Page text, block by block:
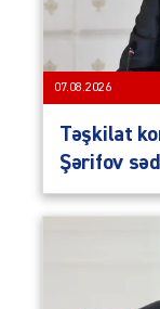
07.08.2026
Təşkilat
Şərifov